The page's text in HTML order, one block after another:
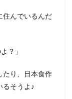
住んでいるんだ
？」
たり、日本食作
るそうよ♪